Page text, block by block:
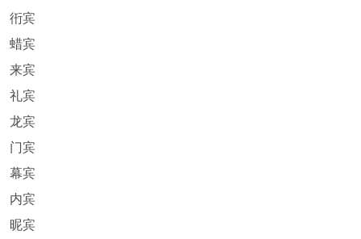
衎宾
蜡宾
来宾
礼宾
龙宾
门宾
幕宾
内宾
昵宾